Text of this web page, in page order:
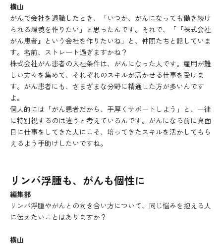
横山
がんで会社を退職したとき、「いつか、がんになっても働き続け
られる環境を作りたい」と思ったんです。それで、「『株式会社
がん患者』という会社を作りたいね」と、仲間たちと話していま
す。名前、ストレート過ぎますかね？
株式会社がん患者の入社条件は、がんになった人です。雇用が難
しい方々を集めて、それぞれのスキルが活かせる仕事を受けま
す。がん患者にも、さまざまな分野に精通した方が多いんです
よ。
個人的には「がん患者だから、手厚くサポートしよう」と、一律
に特別視するのは違うと考えているんです。がんになる前に真面
目に仕事をしてきた人にこそ、培ってきたスキルを活かしてもら
えるよう手助けしたいですね。
リンパ浮腫も、がんも個性に
編集部
リンパ浮腫やがんとの向き合い方について、同じ悩みを抱える人
に伝えたいことはありますか？
横山